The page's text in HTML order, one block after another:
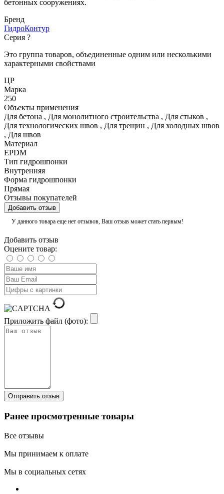
бетонных сооружениях.
Бренд
ГидроКонтур
Серия ?
Это группа товаров, объединенные одним или несколькими
характерными свойствами
ЦР
Марка
250
Объекты применения
Для бетона , Для монолитного строительства , Для стыков ,
Для технологических швов , Для трещин , Для холодных швов
, Для швов
Материал
EPDM
Тип гидрошпонки
Внутренняя
Форма гидрошпонки
Прямая
Отзывы покупателей
Добавить отзыв
У данного товара еще нет отзывов, Ваш отзыв может стать первым!
Добавить отзыв
Оцените товар:
Приложить файл (фото):
Ранее просмотренные товары
Все отзывы
Мы принимаем к оплате
Мы в социальных сетях